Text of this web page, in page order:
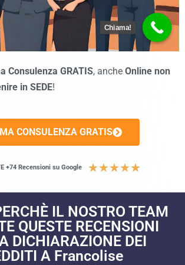
Consulenza GRATIS, anche Online non
in SEDE!
CONSULENZA GRATIS
+74 Recensioni su Google ★★★★★
IL NOSTRO TEAM
QUESTE RECENSIONI
DICHIARAZIONE DEI
A Francolise
Chiama!